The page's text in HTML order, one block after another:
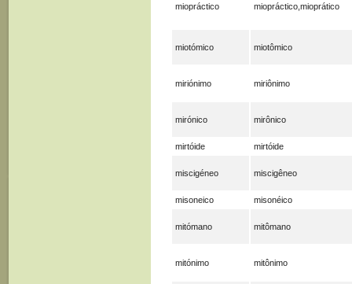
miopráctico miopráctico,mioprático
miotómico miotômico
miriónimo miriônimo
mirónico mirônico
mirtóide mirtóide
miscigéneo miscigêneo
misoneico misonéico
mitómano mitômano
mitónimo mitônimo